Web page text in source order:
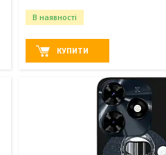
В наявності
КУПИТИ